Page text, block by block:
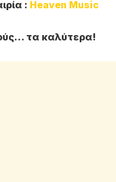
: Heaven Music
τα καλύτερα!